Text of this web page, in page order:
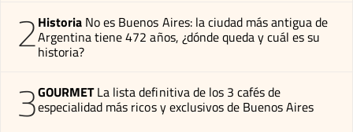
2Historia No es Buenos Aires: la ciudad más antigua de
Argentina tiene 472 años, ¿dónde queda y cuál es su
historia?
3GOURMET La lista definitiva de los 3 cafés de
especialidad más ricos y exclusivos de Buenos Aires